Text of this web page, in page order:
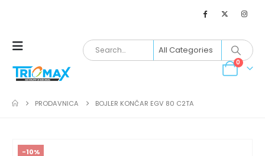
0
PRODAVNICA BOJLER KONČAR EGV 80 C2TA
-10%